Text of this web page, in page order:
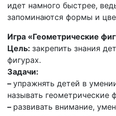
идет намного быстрее,
запоминаются формы и
Игра «Геометрические
Цель: закрепить знания
фигурах.
Задачи:
– упражнять детей в
называть геометрические
– развивать внимание,